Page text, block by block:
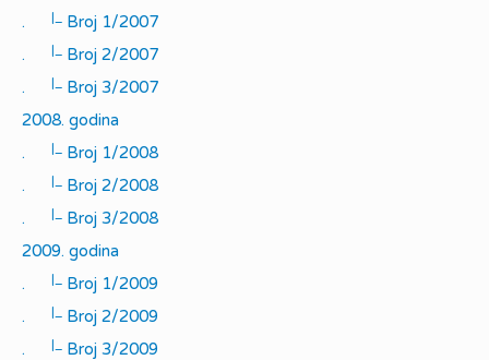
.
|_
Broj 1/2007
.
|_
Broj 2/2007
.
|_
Broj 3/2007
2008. godina
.
|_
Broj 1/2008
.
|_
Broj 2/2008
.
|_
Broj 3/2008
2009. godina
.
|_
Broj 1/2009
.
|_
Broj 2/2009
.
|_
Broj 3/2009